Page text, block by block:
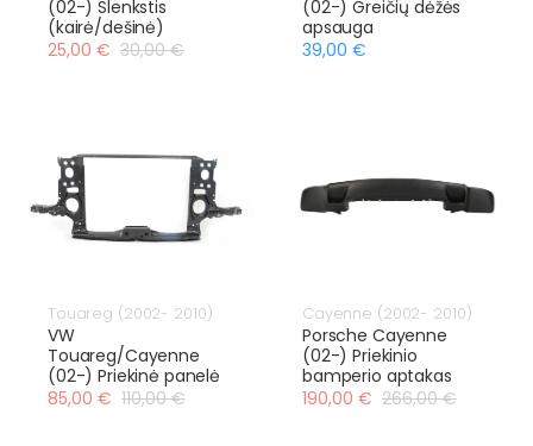
(02-) Slenkstis
(kairė/dešinė)
25,00 € 30,00 €
(02-) Greičių dėžės
apsauga
39,00 €
Touareg (2002- 2010)
VW
Touareg/Cayenne
(02-) Priekinė panelė
85,00 € 110,00 €
Cayenne (2002- 2010)
Porsche Cayenne
(02-) Priekinio
bamperio aptakas
190,00 € 266,00 €